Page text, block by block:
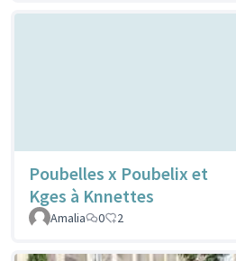
Poubelles x Poubelix et
Kges à Knnettes
Amalia
0 2